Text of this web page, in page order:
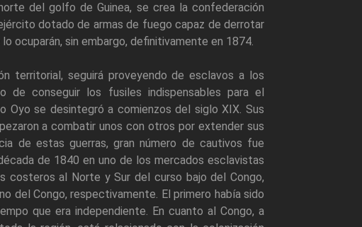
del golfo de Guinea, se crea la confederación
dotado de armas de fuego capaz de derrotar
ocuparán, sin embargo, definitivamente en 1874.
territorial, seguirá proveyendo de esclavos a los
de conseguir los fusiles indispensables para el
Oyo se desintegró a comienzos del siglo XIX. Sus
a combatir unos con otros por extender sus
de estas guerras, gran número de cautivos fue
de 1840 en uno de los mercados esclavistas
al Norte y Sur del curso bajo del Congo,
del Congo, respectivamente. El primero había sido
que era independiente. En cuanto al Congo, a